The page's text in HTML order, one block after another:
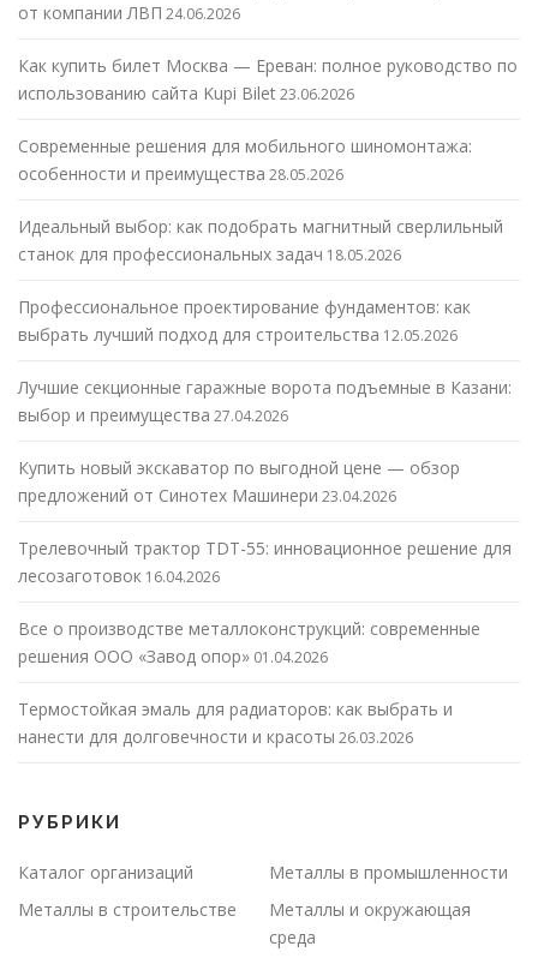
от компании ЛВП 24.06.2026
Как купить билет Москва — Ереван: полное руководство по
использованию сайта Kupi Bilet23.06.2026
Современные решения для мобильного шиномонтажа:
особенности и преимущества 28.05.2026
Идеальный выбор: как подобрать магнитный сверлильный
станок для профессиональных задач 18.05.2026
Профессиональное проектирование фундаментов: как
выбрать лучший подход для строительства 12.05.2026
Лучшие секционные гаражные ворота подъемные в Казани:
выбор и преимущества 27.04.2026
Купить новый экскаватор по выгодной цене — обзор
предложений от Синотех Машинери 23.04.2026
Трелевочный трактор TDT-55: инновационное решение для
лесозаготовок 16.04.2026
Все о производстве металлоконструкций: современные
решения ООО «Завод опор» 01.04.2026
Термостойкая эмаль для радиаторов: как выбрать и
нанести для долговечности и красоты 26.03.2026
РУБРИКИ
Каталог организаций
Металлы в промышленности
Металлы в строительстве
Металлы и окружающая
среда